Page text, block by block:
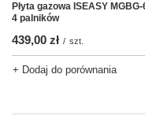
Płyta gazowa ISEASY
4 palników
439,00 zł / szt.
+ Dodaj do porównania